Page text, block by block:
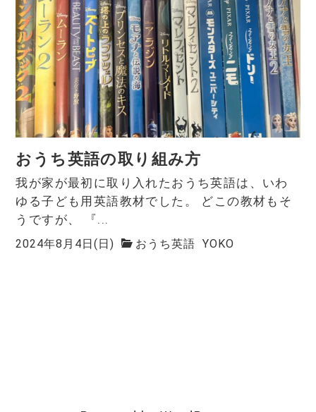
おうち英語の取り組み方
我が家が最初に取り入れたおうち英語は、いわ
ゆる子ども用英語教材でした。 どこの教材もそ
うですが、 『...
2024年8月4日(日) おうち英語 YOKO